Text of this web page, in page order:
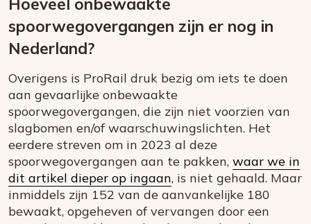
Hoeveel onbewaakte
spoorwegovergangen zijn er nog in
Nederland?
Overigens is ProRail druk bezig om iets te doen
aan gevaarlijke onbewaakte
spoorwegovergangen, die zijn niet voorzien van
slagbomen en/of waarschuwingslichten. Het
eerdere streven om in 2023 al deze
spoorwegovergangen aan te pakken, waar we in
dit artikel dieper op ingaan, is niet gehaald. Maar
inmiddels zijn 152 van de aanvankelijke 180
bewaakt, opgeheven of vervangen door een